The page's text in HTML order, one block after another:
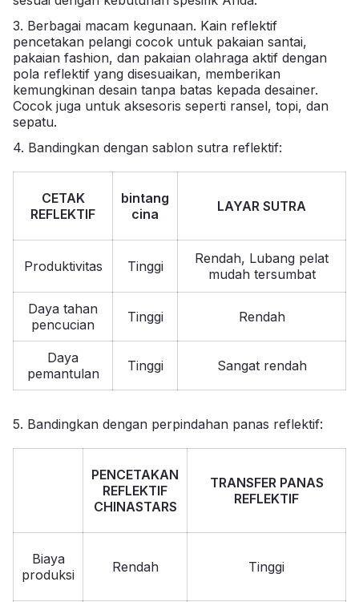
3. Berbagai macam kegunaan. Kain reflektif
pencetakan pelangi cocok untuk pakaian santai,
pakaian fashion, dan pakaian olahraga aktif dengan
pola reflektif yang disesuaikan, memberikan
kemungkinan desain tanpa batas kepada desainer.
Cocok juga untuk aksesoris seperti ransel, topi, dan
sepatu.
4. Bandingkan dengan sablon sutra reflektif:
CETAK
REFLEKTIF
bintang
cina
LAYAR SUTRA
Produktivitas Tinggi
Rendah, Lubang pelat
mudah tersumbat
Daya tahan
pencucian
Tinggi Rendah
Daya
pemantulan
Tinggi Sangat rendah
5. Bandingkan dengan perpindahan panas reflektif:
PENCETAKAN
REFLEKTIF
CHINASTARS
TRANSFER PANAS
REFLEKTIF
Biaya
produksi
Rendah Tinggi